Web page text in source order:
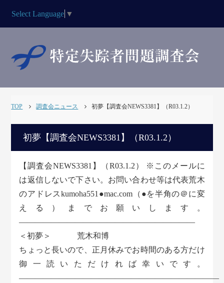
Select Language ▼
TOP 調査会ニュース 初夢【調査会NEWS3381】（R03.1.2）
初夢【調査会NEWS3381】（R03.1.2）
【調査会NEWS3381】（R03.1.2） ※このメールに
は返信しないで下さい。お問い合わせ等は代表荒木
のアドレスkumoha551●mac.com（●を半角の＠に変
える）までお願いします。
――――――――――――――――――――――
＜初夢＞ 荒木和博
ちょっと長いので、正月休みでお時間のある方だけ
御一読いただければ幸いです。
—————————————————————————